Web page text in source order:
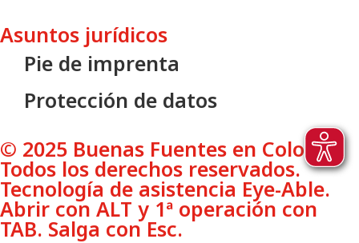
Asuntos jurídicos
Pie de imprenta
Protección de datos
© 2025 Buenas Fuentes en Colonia.
Todos los derechos reservados.
Tecnología de asistencia Eye-Able.
Abrir con ALT y 1ª operación con
TAB. Salga con Esc.